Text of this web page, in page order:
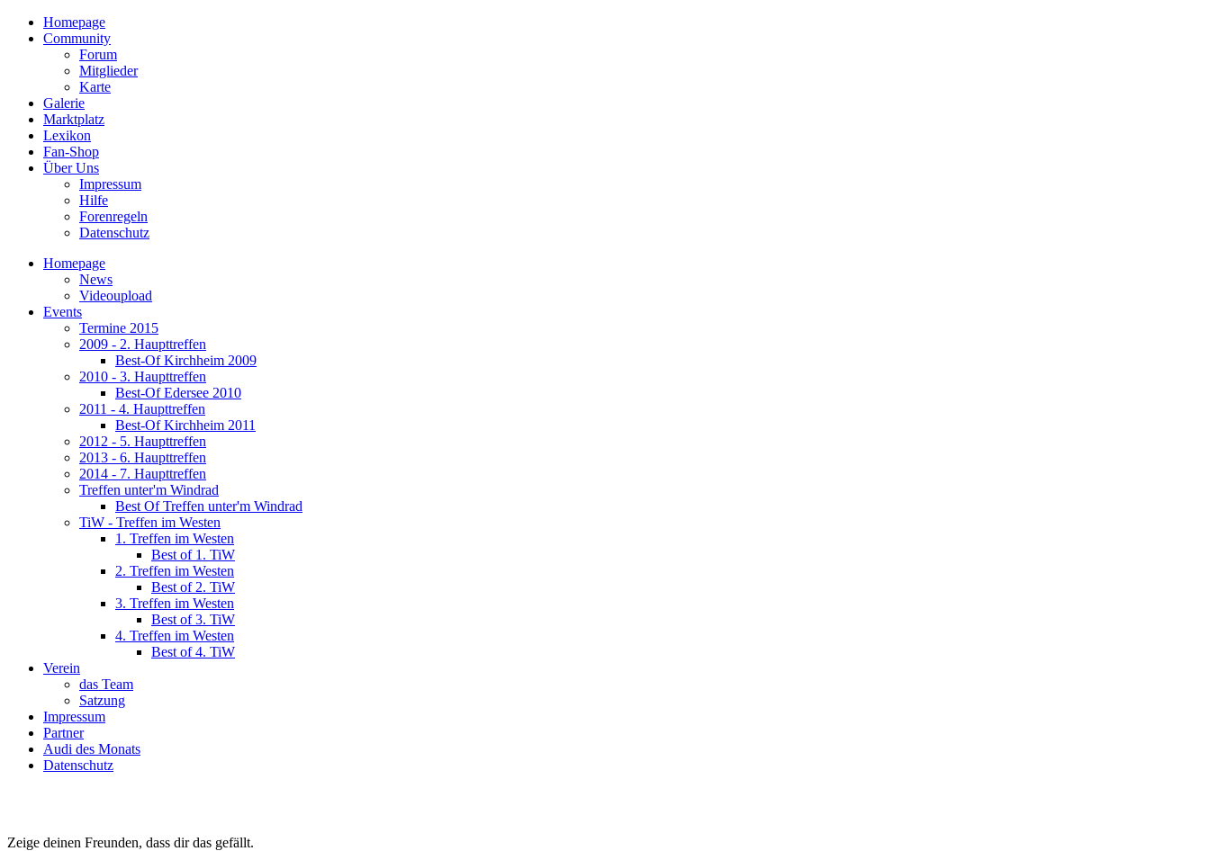
Homepage
Community
Forum
Mitglieder
Karte
Galerie
Marktplatz
Lexikon
Fan-Shop
Über Uns
Impressum
Hilfe
Forenregeln
Datenschutz
Homepage
News
Videoupload
Events
Termine 2015
2009 - 2. Haupttreffen
Best-Of Kirchheim 2009
2010 - 3. Haupttreffen
Best-Of Edersee 2010
2011 - 4. Haupttreffen
Best-Of Kirchheim 2011
2012 - 5. Haupttreffen
2013 - 6. Haupttreffen
2014 - 7. Haupttreffen
Treffen unter'm Windrad
Best Of Treffen unter'm Windrad
TiW - Treffen im Westen
1. Treffen im Westen
Best of 1. TiW
2. Treffen im Westen
Best of 2. TiW
3. Treffen im Westen
Best of 3. TiW
4. Treffen im Westen
Best of 4. TiW
Verein
das Team
Satzung
Impressum
Partner
Audi des Monats
Datenschutz
Zeige deinen Freunden, dass dir das gefällt.